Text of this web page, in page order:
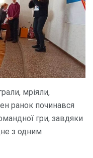
мріяли,
ранок починався
гри, завдяки
з одним